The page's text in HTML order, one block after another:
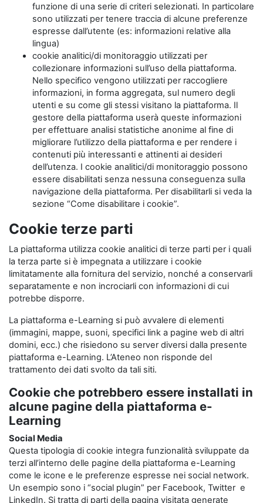
funzione di una serie di criteri selezionati. In particolare
sono utilizzati per tenere traccia di alcune preferenze
espresse dall’utente (es: informazioni relative alla
lingua)
cookie analitici/di monitoraggio utilizzati per
collezionare informazioni sull’uso della piattaforma.
Nello specifico vengono utilizzati per raccogliere
informazioni, in forma aggregata, sul numero degli
utenti e su come gli stessi visitano la piattaforma. Il
gestore della piattaforma userà queste informazioni
per effettuare analisi statistiche anonime al fine di
migliorare l’utilizzo della piattaforma e per rendere i
contenuti più interessanti e attinenti ai desideri
dell’utenza. I cookie analitici/di monitoraggio possono
essere disabilitati senza nessuna conseguenza sulla
navigazione della piattaforma. Per disabilitarli si veda la
sezione “Come disabilitare i cookie”.
Cookie terze parti
La piattaforma utilizza cookie analitici di terze parti per i quali
la terza parte si è impegnata a utilizzare i cookie
limitatamente alla fornitura del servizio, nonché a conservarli
separatamente e non incrociarli con informazioni di cui
potrebbe disporre.
La piattaforma e-Learning si può avvalere di elementi
(immagini, mappe, suoni, specifici link a pagine web di altri
domini, ecc.) che risiedono su server diversi dalla presente
piattaforma e-Learning. L’Ateneo non risponde del
trattamento dei dati svolto da tali siti.
Cookie che potrebbero essere installati in
alcune pagine della piattaforma e-
Learning
Social Media
Questa tipologia di cookie integra funzionalità sviluppate da
terzi all’interno delle pagine della piattaforma e-Learning
come le icone e le preferenze espresse nei social network.
Un esempio sono i “social plugin” per Facebook, Twitter e
LinkedIn. Si tratta di parti della pagina visitata generate